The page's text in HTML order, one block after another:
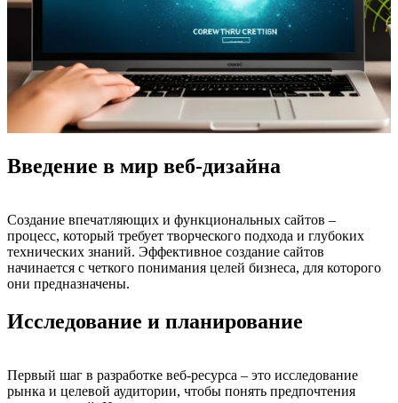
Введение в мир веб-дизайна
Создание впечатляющих и функциональных сайтов –
процесс, который требует творческого подхода и глубоких
технических знаний. Эффективное создание сайтов
начинается с четкого понимания целей бизнеса, для которого
они предназначены.
Исследование и планирование
Первый шаг в разработке веб-ресурса – это исследование
рынка и целевой аудитории, чтобы понять предпочтения